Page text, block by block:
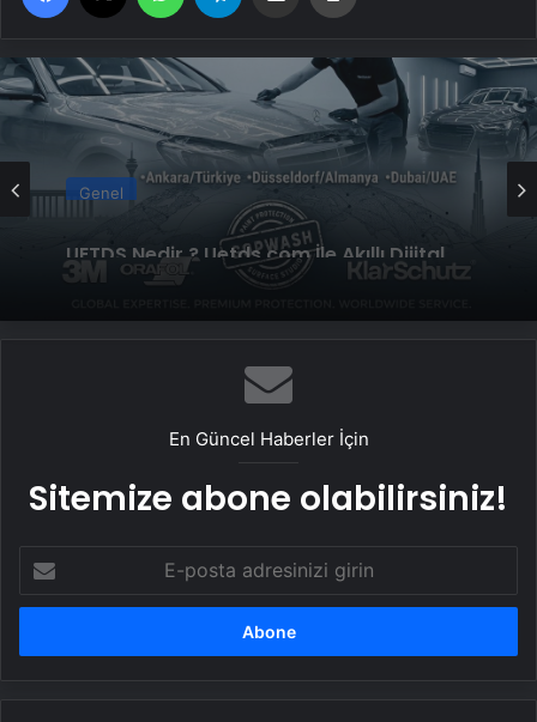
UETDS Nedir ? Uetds.com İle Akıllı Dijital
Taşımacılık Yazılımı
Genel
Yeni Dünya Düzensizliği Çağında Türk Dış
Politikası ve Hakan Fidan Faktörü
En Güncel Haberler İçin
Sitemize abone olabilirsiniz!
posta
adresinizi